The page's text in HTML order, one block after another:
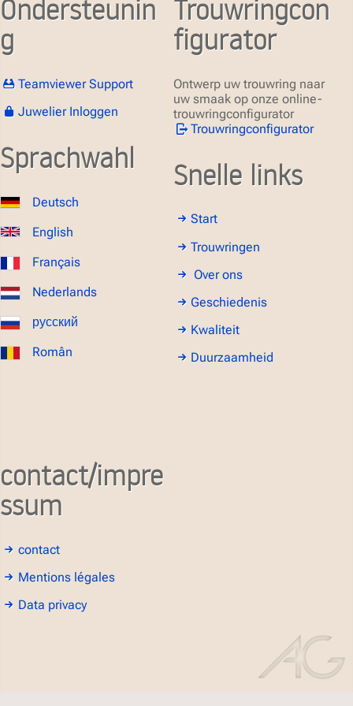
Ondersteunin
g
Teamviewer Support
Juwelier Inloggen
Sprachwahl
Deutsch
English
Français
Nederlands
русский
Român
Trouwringcon
figurator
Ontwerp uw trouwring naar
uw smaak op onze online-
trouwringconfigurator
Trouwringconfigurator
Snelle links
Start
Trouwringen
Over ons
Geschiedenis
Kwaliteit
Duurzaamheid
contact/impre
ssum
contact
Mentions légales
Data privacy